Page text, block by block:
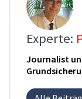
Experte:
Journalist